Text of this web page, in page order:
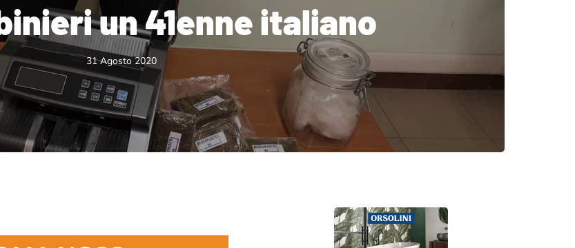
un 41enne italiano
31 Agosto 2020